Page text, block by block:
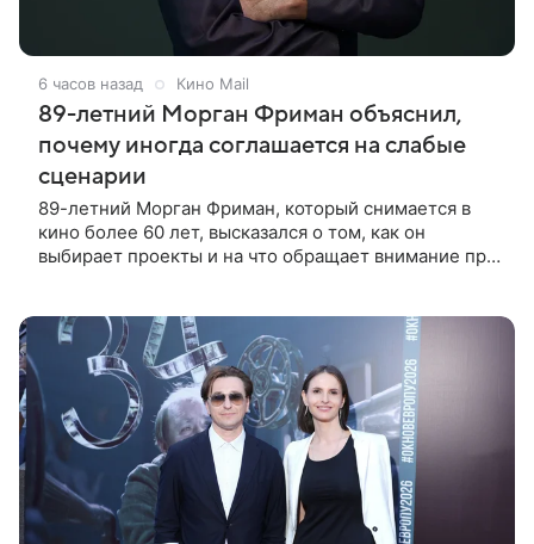
6 часов назад Кино Mail
89-летний Морган Фриман объяснил,
почему иногда соглашается на слабые
сценарии
89-летний Морган Фриман, который снимается в
кино более 60 лет, высказался о том, как он
выбирает проекты и на что обращает внимание при